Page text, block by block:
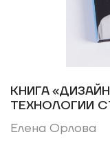
КНИГА
ТЕХНОЛОГИИ
Елена Орлова